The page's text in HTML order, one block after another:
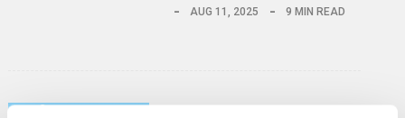
AUG 11, 2025
9 MIN READ